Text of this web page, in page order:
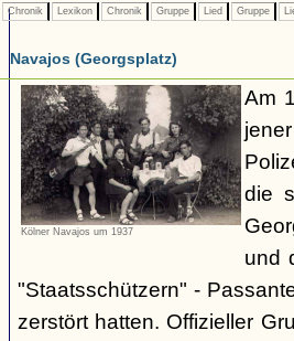
Chronik Lexikon Chronik Gruppe Lied Gruppe
Navajos (Georgsplatz)
Kölner Navajos um 1937
Am
die
und
"Staatsschützern" -
zerstört hatten. Offizieller